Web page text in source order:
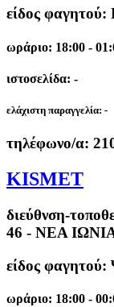
είδος
ωράριο: 18:00 -
ιστοσελίδα: -
ελάχιστη παραγγελία: -
τηλέφωνο/α:
KISMET
διεύθνση-
46 - ΝΕΑ
είδος
ωράριο: 18:00 -